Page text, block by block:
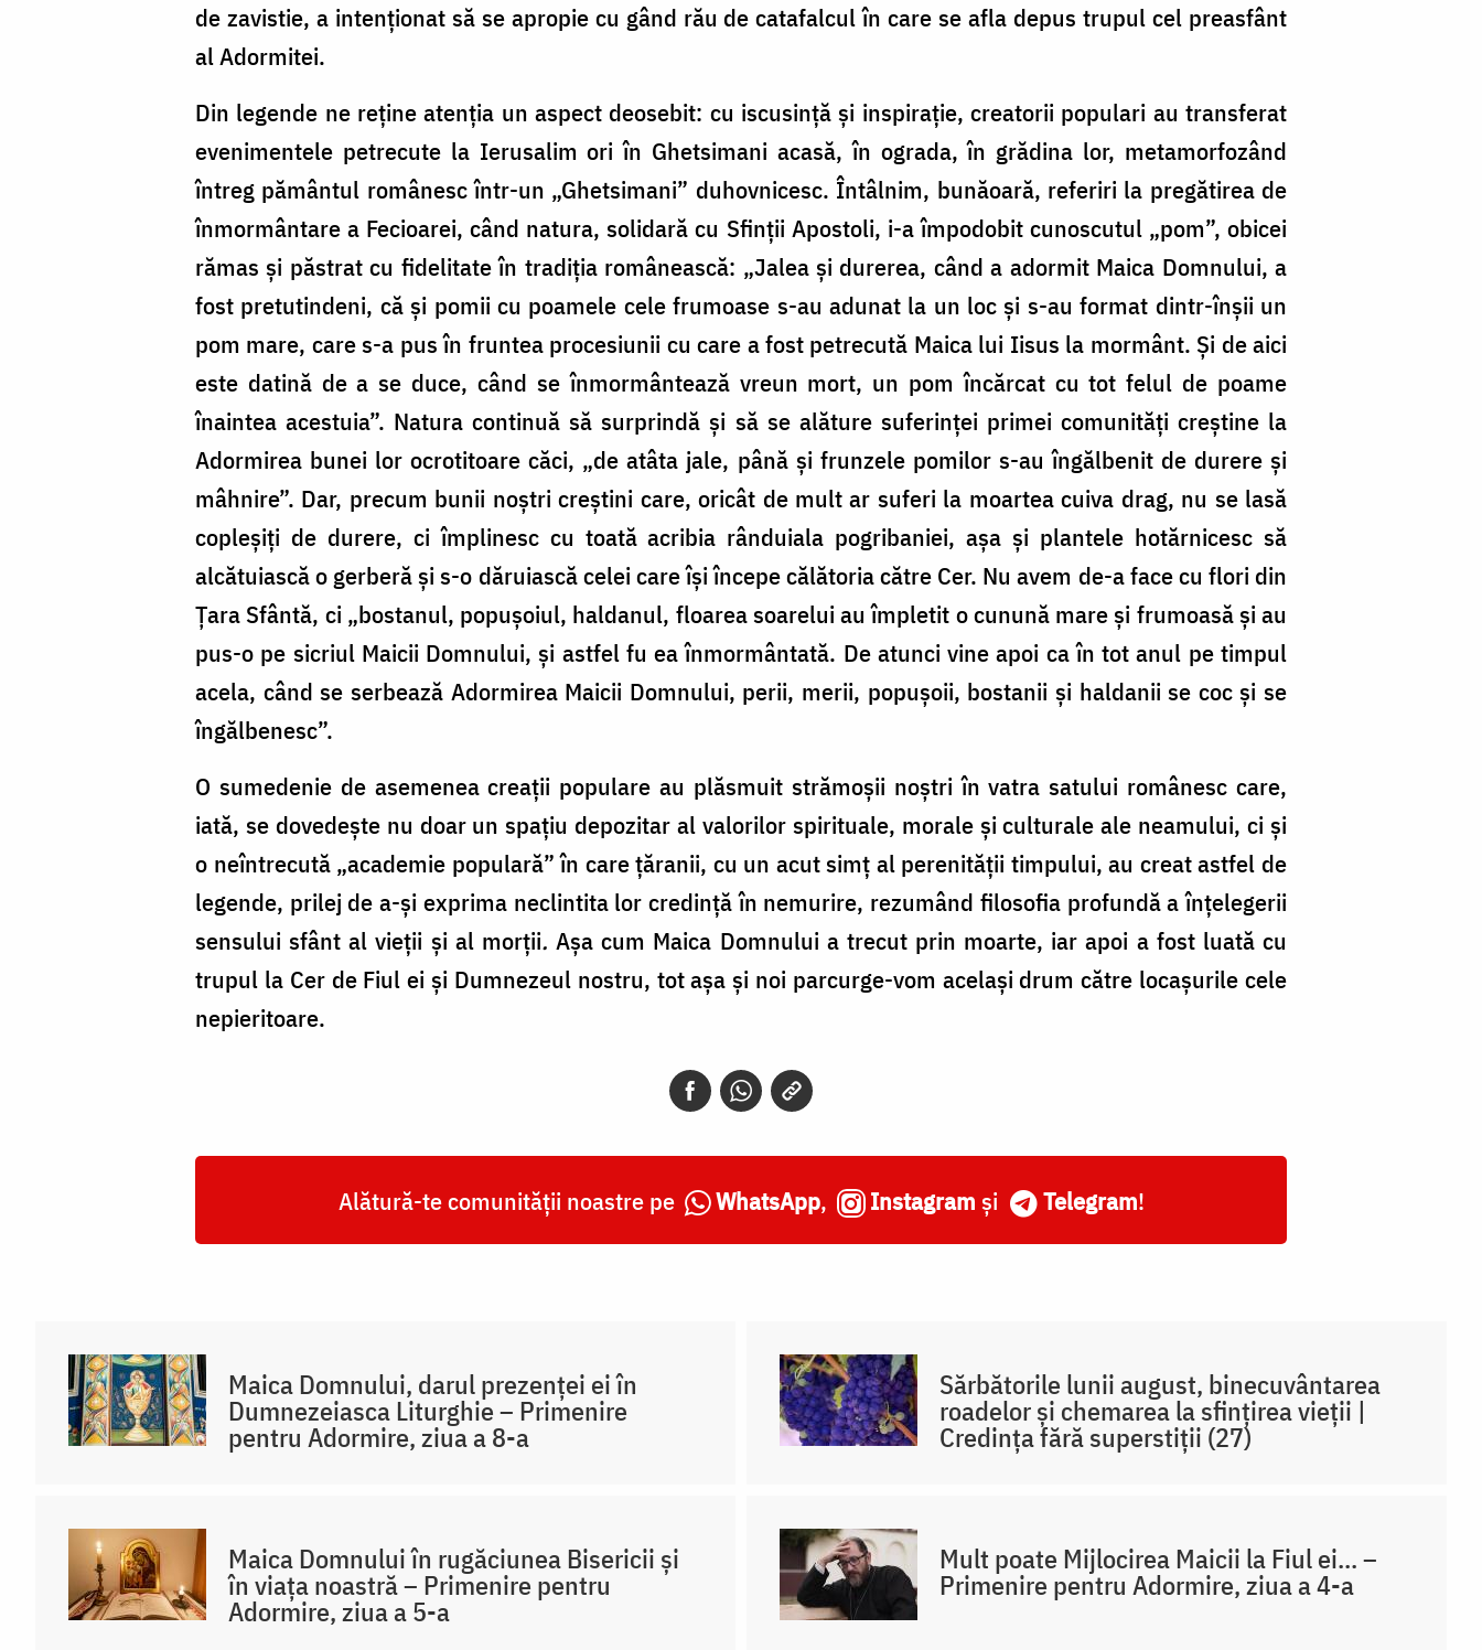
de zavistie, a intenționat să se apropie cu gând rău de catafalcul în care se afla depus trupul cel preasfânt
al Adormitei.
Din legende ne reține atenția un aspect deosebit: cu iscusință și inspirație, creatorii populari au transferat
evenimentele petrecute la Ierusalim ori în Ghetsimani acasă, în ograda, în grădina lor, metamorfozând
întreg pământul românesc într-un „Ghetsimani” duhovnicesc. Întâlnim, bunăoară, referiri la pregătirea de
înmormântare a Fecioarei, când natura, solidară cu Sfinții Apostoli, i-a împodobit cunoscutul „pom”, obicei
rămas și păstrat cu fidelitate în tradiția românească: „Jalea și durerea, când a adormit Maica Domnului, a
fost pretutindeni, că și pomii cu poamele cele frumoase s-au adunat la un loc și s-au format dintr-înșii un
pom mare, care s-a pus în fruntea procesiunii cu care a fost petrecută Maica lui Iisus la mormânt. Și de aici
este datină de a se duce, când se înmormântează vreun mort, un pom încărcat cu tot felul de poame
înaintea acestuia”. Natura continuă să surprindă și să se alăture suferinței primei comunități creștine la
Adormirea bunei lor ocrotitoare căci, „de atâta jale, până și frunzele pomilor s-au îngălbenit de durere și
mâhnire”. Dar, precum bunii noștri creștini care, oricât de mult ar suferi la moartea cuiva drag, nu se lasă
copleșiți de durere, ci împlinesc cu toată acribia rânduiala pogribaniei, așa și plantele hotărnicesc să
alcătuiască o gerberă și s-o dăruiască celei care își începe călătoria către Cer. Nu avem de-a face cu flori din
Țara Sfântă, ci „bostanul, popușoiul, haldanul, floarea soarelui au împletit o cunună mare și frumoasă și au
pus-o pe sicriul Maicii Domnului, și astfel fu ea înmormântată. De atunci vine apoi ca în tot anul pe timpul
acela, când se serbează Adormirea Maicii Domnului, perii, merii, popușoii, bostanii și haldanii se coc și se
îngălbenesc”.
O sumedenie de asemenea creații populare au plăsmuit strămoșii noștri în vatra satului românesc care,
iată, se dovedeşte nu doar un spațiu depozitar al valorilor spirituale, morale și culturale ale neamului, ci și
o neîntrecută „academie populară” în care țăranii, cu un acut simț al perenității timpului, au creat astfel de
legende, prilej de a-și exprima neclintita lor credință în nemurire, rezumând filosofia profundă a înţelegerii
sensului sfânt al vieţii și al morţii.Așa cum Maica Domnului a trecut prin moarte, iar apoi a fost luată cu
trupul la Cer de Fiul ei și Dumnezeul nostru, tot așa și noi parcurge-vom același drum către locașurile cele
nepieritoare.
Alătură-te comunității noastre pe WhatsApp, Instagram și Telegram!
Maica Domnului, darul prezenței ei în
Dumnezeiasca Liturghie – Primenire
pentru Adormire, ziua a 8-a
Sărbătorile lunii august, binecuvântarea
roadelor și chemarea la sfințirea vieții |
Credința fără superstiții (27)
Maica Domnului în rugăciunea Bisericii și
în viața noastră – Primenire pentru
Adormire, ziua a 5-a
Mult poate Mijlocirea Maicii la Fiul ei... –
Primenire pentru Adormire, ziua a 4-a